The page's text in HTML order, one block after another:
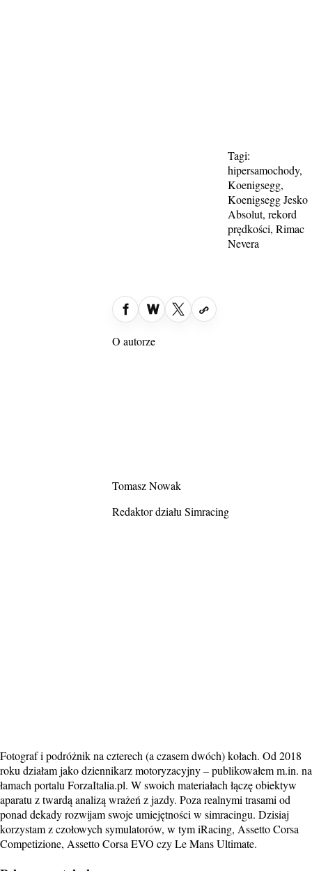
Tagi:
hipersamochody,
Koenigsegg,
Koenigsegg Jesko
Absolut, rekord
prędkości, Rimac
Nevera
O autorze
Tomasz Nowak
Redaktor działu Simracing
Fotograf i podróżnik na czterech (a czasem dwóch) kołach. Od 2018
roku działam jako dziennikarz motoryzacyjny – publikowałem m.in. na
łamach portalu ForzaItalia.pl. W swoich materiałach łączę obiektyw
aparatu z twardą analizą wrażeń z jazdy. Poza realnymi trasami od
ponad dekady rozwijam swoje umiejętności w simracingu. Dzisiaj
korzystam z czołowych symulatorów, w tym iRacing, Assetto Corsa
Competizione, Assetto Corsa EVO czy Le Mans Ultimate.